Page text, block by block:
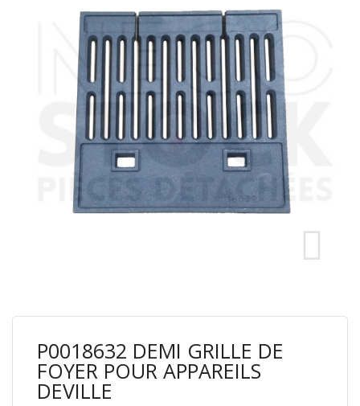
P0018632 DEMI GRILLE DE
FOYER POUR APPAREILS
DEVILLE